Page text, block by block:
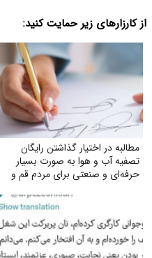
از کارزارهای زیر حمایت کنید:
مطالبه در اختیار گذاشتن رایگان
تصفیه آب و هوا به‌ صورت بسیار
حرفه‌ای و صنعتی برای مردم قم و